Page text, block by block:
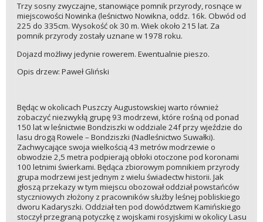
Trzy sosny zwyczajne, stanowiące pomnik przyrody, rosnące w
miejscowości Nowinka (leśnictwo Nowikna, oddz. 16k. Obwód od
225 do 335cm. Wysokość ok 30 m. Wiek około 215 lat. Za
pomnik przyrody zostały uznane w 1978 roku.
Dojazd możliwy jedynie rowerem. Ewentualnie pieszo.
Opis drzew: Paweł Gliński
Będąc w okolicach Puszczy Augustowskiej warto również
zobaczyć niezwykłą grupę 93 modrzewi, które rośną od ponad
150 lat w leśnictwie Bondziszki w oddziale 24f przy wjeździe do
lasu drogą Rowele – Bondziszki (Nadleśnictwo Suwałki).
Zachwycające swoja wielkością 43 metrów modrzewie o
obwodzie 2,5 metra podpierają obłoki otoczone pod koronami
100 letnimi świerkami. Będąca zbiorowym pomnikiem przyrody
grupa modrzewi jest jednym z wielu świadectw historii. Jak
głoszą przekazy w tym miejscu obozował oddział powstańców
styczniowych złożony z pracowników służby leśnej pobliskiego
dworu Kadaryszki. Oddział ten pod dowództwem Kamińskiego
stoczył przegraną potyczkę z wojskami rosyjskimi w okolicy Lasu